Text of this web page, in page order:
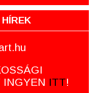
INGYEN ITT!